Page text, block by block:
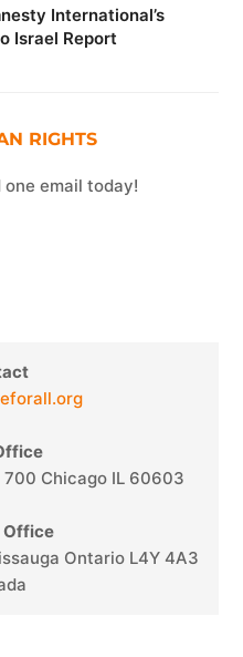
International’s
Israel Report
RIGHTS
one email today!
700 Chicago IL 60603
Office
Ontario L4Y 4A3